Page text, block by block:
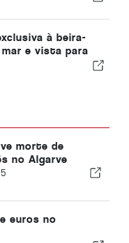
à beira-
e vista para
morte de
no Algarve
euros no